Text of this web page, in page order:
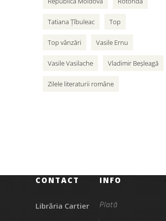
Tatiana Țîbuleac Top
Top vânzări Vasile Ernu
Vasile Vasilache Vladimir Beșleagă
Zilele literaturii române
CONTACT
Librăria Cartier
INFO
Plată